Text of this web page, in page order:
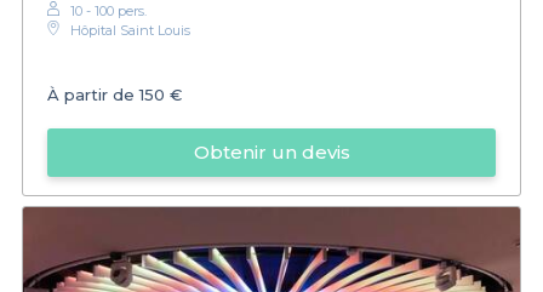
10 - 100 pers.
Hôpital Saint Louis
À partir de150 €
Obtenir un devis